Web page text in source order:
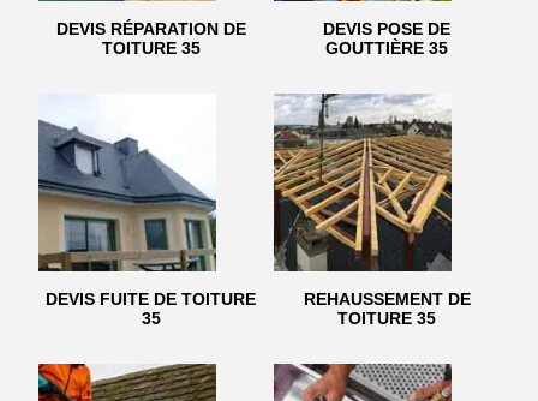
DEVIS RÉPARATION DE
TOITURE 35
DEVIS POSE DE
GOUTTIÈRE 35
DEVIS FUITE DE TOITURE
35
REHAUSSEMENT DE
TOITURE 35